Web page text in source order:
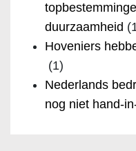
duurzaamheid
Hoveniers
(1)
Nederlands
nog niet hand-